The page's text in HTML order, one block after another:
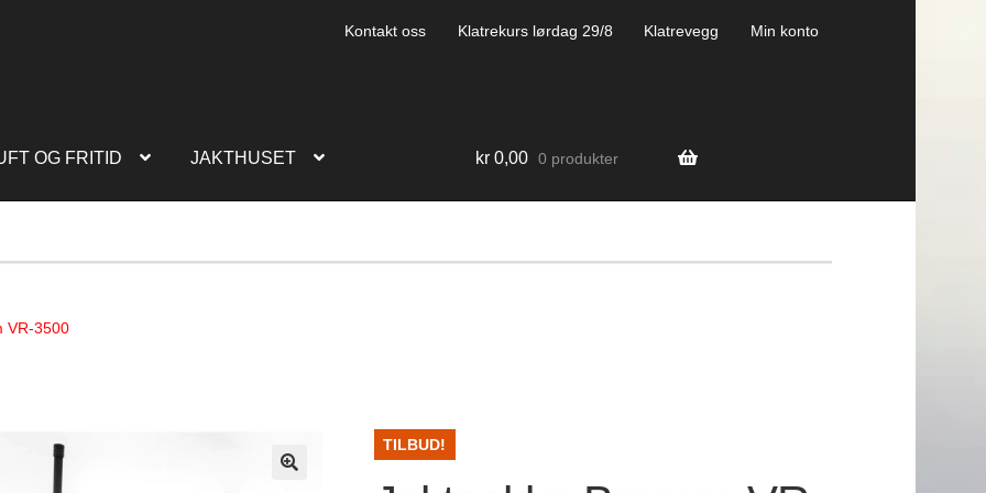
Kontakt oss Klatrekurs lørdag 29/8 Klatrevegg Min konto
OG FRITID JAKTHUSET kr 0,00 0 produkter
VR-3500
TILBUD!